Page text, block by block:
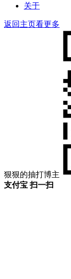
关于
返回主页看更多
狠狠的抽打博主
支付宝 扫一扫